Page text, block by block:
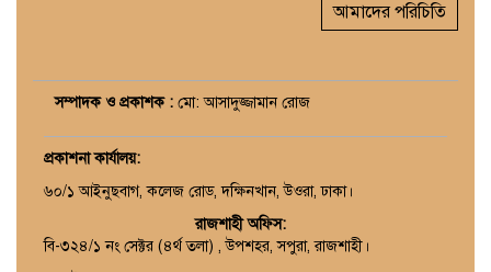
আমাদের পরিচিতি
সম্পাদক ও প্রকাশক : মো: আসাদুজ্জামান রোজ
প্রকাশনা কার্যালয়:
৬০/১ আইনুছবাগ, কলেজ রোড, দক্ষিনখান, উওরা, ঢাকা।
রাজশাহী অফিস:
বি-৩২৪/১ নং সেক্টর (৪র্থ তলা) , উপশহর, সপুরা, রাজশাহী।